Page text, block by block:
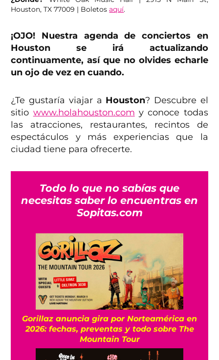
Houston, TX 77009 | Boletosaquí.
¡OJO! Nuestra agenda de conciertos en
Houston se irá actualizando
continuamente, así que no olvides echarle
un ojo de vez en cuando.
¿Te gustaría viajar a Houston? Descubre el
sitio www.holahouston.com y conoce todas
las atracciones, restaurantes, recintos de
espectáculos y más experiencias que la
ciudad tiene para ofrecerte.
Todo lo que no sabías que
necesitas saber lo encuentras en
Sopitas.com
Gorillaz anuncia gira por Norteamérica en
2026: fechas, preventas y todo sobre The
Mountain Tour